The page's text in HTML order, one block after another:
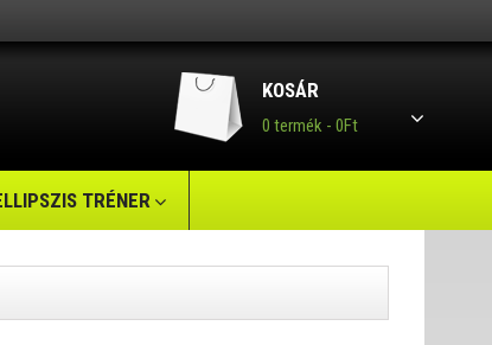
KOSÁR
0 termék - 0Ft
TRÉNER